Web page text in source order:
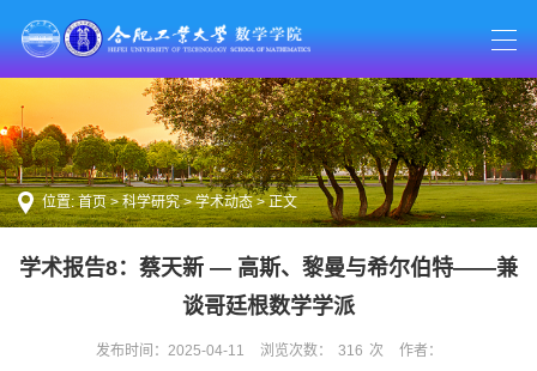
位置:首页>科学研究>学术动态> 正文
学术报告8：蔡天新 — 高斯、黎曼与希尔伯特——兼
谈哥廷根数学学派
发布时间：2025-04-11 浏览次数： 316 次 作者：